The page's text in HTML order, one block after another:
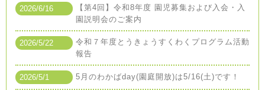
2026/6/16
【第4回】令和8年度 園児募集および入会・入
園説明会のご案内
2026/5/22
令和７年度とうきょうすくわくプログラム活動
報告
2026/5/1 5月のわかばday(園庭開放)は5/16(土)です！